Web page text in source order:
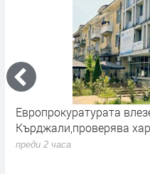
Европрокуратурата
Кърджали,проверява
преди 2 часа